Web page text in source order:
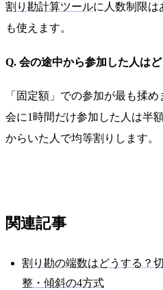
割り勘計算ツールに人数制限は
も使えます。
Q. 会の途中から参加した人は
「固定額」での参加が最も揉
会に1時間だけ参加した人は半
からいた人で均等割りします。
関連記事
割り勘の端数はどうする？
整・傾斜の4方式